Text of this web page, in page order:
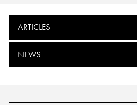
ARTICLES
NEWS